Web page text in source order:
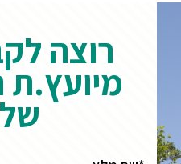
רוצה
מיועץ.ת